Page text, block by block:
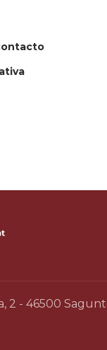
2 - 46500